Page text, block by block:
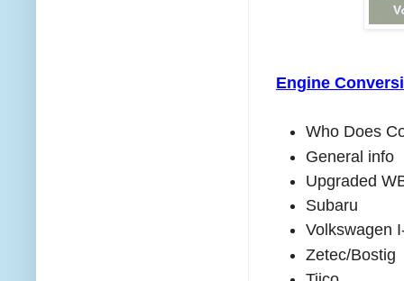
Engine
Who Does
General info
Upgraded
Subaru
Volkswagen
Zetec/Bostig